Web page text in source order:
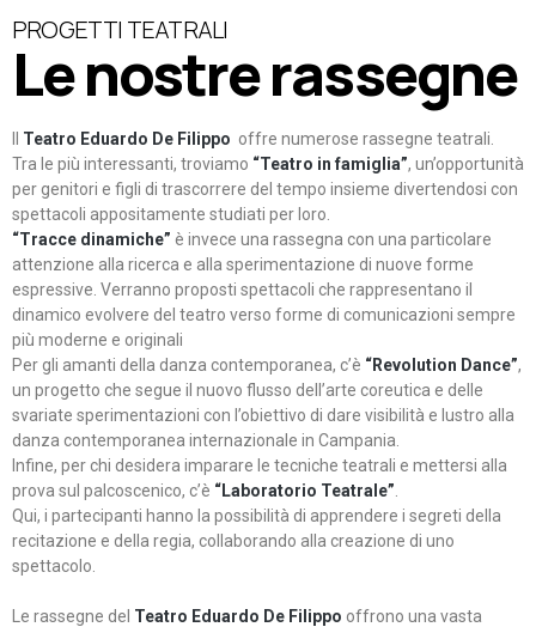
PROGETTI TEATRALI
Le nostre rassegne
Teatro Eduardo De Filippo offre numerose rassegne teatrali.
Tra le più interessanti, troviamo “Teatro in famiglia”, un’opportunità
per genitori e figli di trascorrere del tempo insieme divertendosi con
spettacoli appositamente studiati per loro.
“Tracce dinamiche” è invece una rassegna con una particolare
attenzione alla ricerca e alla sperimentazione di nuove forme
espressive. Verranno proposti spettacoli che rappresentano il
dinamico evolvere del teatro verso forme di comunicazioni sempre
più moderne e originali
Per gli amanti della danza contemporanea, c’è “Revolution Dance”,
un progetto che segue il nuovo flusso dell’arte coreutica e delle
svariate sperimentazioni con l’obiettivo di dare visibilità e lustro alla
danza contemporanea internazionale in Campania.
Infine, per chi desidera imparare le tecniche teatrali e mettersi alla
prova sul palcoscenico, c’è “Laboratorio Teatrale”
Qui, i partecipanti hanno la possibilità di apprendere i segreti della
recitazione e della regia, collaborando alla creazione di uno
spettacolo.
Le rassegne del Teatro Eduardo De Filippo offrono una vasta